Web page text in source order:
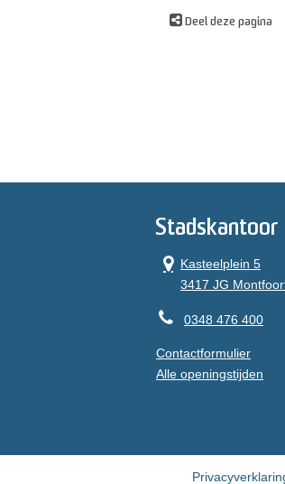
Deel deze pagina
Stadskantoor
Kasteelplein 5
3417 JG
0348 476 400
Contactformulier
Alle openingstijden